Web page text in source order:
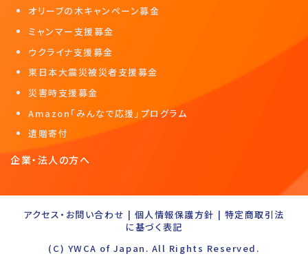
オリーブの木キャンペーン募金
ミャンマー支援募金
ウクライナ支援募金
東日本大震災被災者支援募金
災害時支援募金
Amazon「みんなで応援」プログラム
遺贈寄付
企業・法人の方へ
アクセス・お問い合わせ | 個人情報保護方針 | 特定商取引法
に基づく表記
(C) YWCA of Japan. All Rights Reserved.